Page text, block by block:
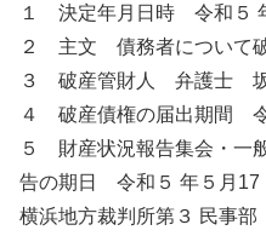
１ 決定年月日時 令和５
２ 主文 債務者について破
３ 破産管財人 弁護士
４ 破産債権の届出期間
５ 財産状況報告集会・一
告の期日 令和５ 年５月17
横浜地方裁判所第３ 民事部